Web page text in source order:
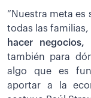
”Nuestra meta
todas las familias,
hacer negocios,
también para
algo que es
aportar a la